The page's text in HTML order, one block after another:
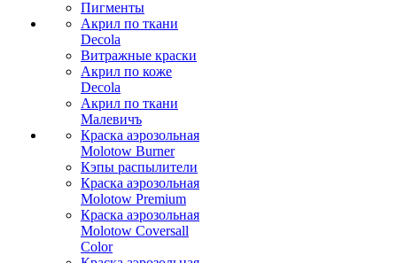
Пигменты
Акрил по ткани
Decola
Витражные краски
Акрил по коже
Decola
Акрил по ткани
Малевичъ
Краска аэрозольная
Molotow Burner
Кэпы распылители
Краска аэрозольная
Molotow Premium
Краска аэрозольная
Molotow Coversall
Color